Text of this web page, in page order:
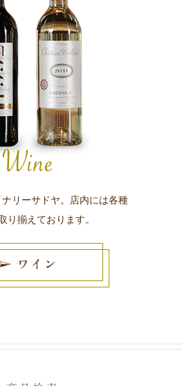
リーサドヤ。店内には各種
り揃えております。